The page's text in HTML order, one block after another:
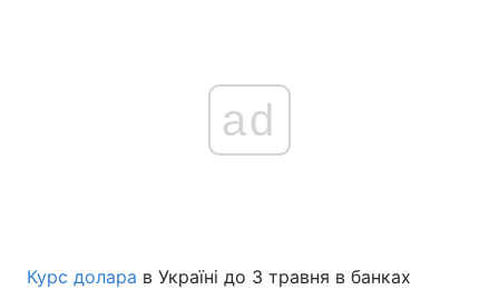
ad
Курс долара в Україні до 3 травня в банках